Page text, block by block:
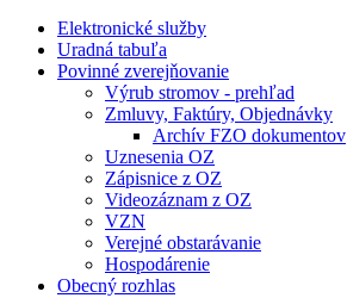
Elektronické služby
Uradná tabuľa
Povinné zverejňovanie
Výrub stromov - prehľad
Zmluvy, Faktúry, Objednávky
Archív FZO dokumentov
Uznesenia OZ
Zápisnice z OZ
Videozáznam z OZ
VZN
Verejné obstarávanie
Hospodárenie
Obecný rozhlas